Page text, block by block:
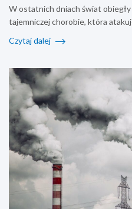
W ostatnich dniach świat
tajemniczej chorobie, która
Czytaj dalej